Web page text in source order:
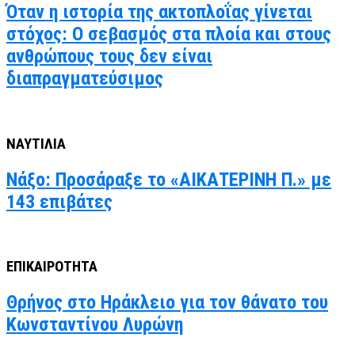
Όταν η ιστορία της ακτοπλοΐας γίνεται
στόχος: Ο σεβασμός στα πλοία και στους
ανθρώπους τους δεν είναι
διαπραγματεύσιμος
ΝΑΥΤΙΛΙΑ
Νάξο: Προσάραξε το «ΑΙΚΑΤΕΡΙΝΗ Π.» με
143 επιβάτες
ΕΠΙΚΑΙΡΟΤΗΤΑ
Θρήνος στο Ηράκλειο για τον θάνατο του
Κωνσταντίνου Λυρώνη